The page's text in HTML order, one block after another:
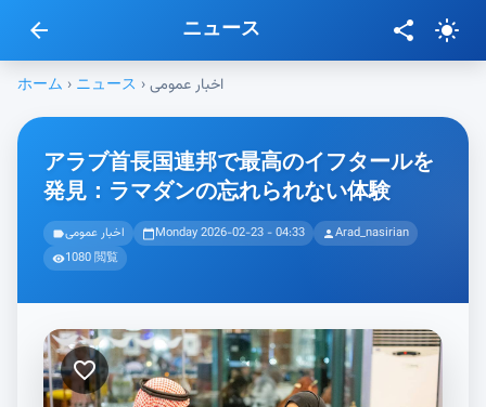
arrow_back ニュース share light_mode
ホーム › ニュース ›اخبار عمومی
アラブ首長国連邦で最高のイフタールを
発見：ラマダンの忘れられない体験
labelاخبار عمومی calendar_todayMonday 2026-02-23 - 04:33 personArad_nasirian
visibility1080 閲覧
favorite_border